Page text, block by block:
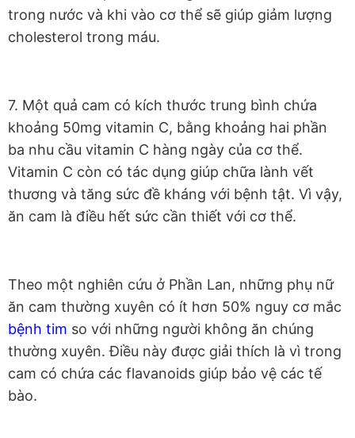
trong nước và khi vào cơ thể sẽ giúp giảm lượng
cholesterol trong máu.
7. Một quả cam có kích thước trung bình chứa
khoảng 50mg vitamin C, bằng khoảng hai phần
ba nhu cầu vitamin C hàng ngày của cơ thể.
Vitamin C còn có tác dụng giúp chữa lành vết
thương và tăng sức đề kháng với bệnh tật. Vì vậy,
ăn cam là điều hết sức cần thiết với cơ thể.
Theo một nghiên cứu ở Phần Lan, những phụ nữ
ăn cam thường xuyên có ít hơn 50% nguy cơ mắc
bệnh tim so với những người không ăn chúng
thường xuyên. Điều này được giải thích là vì trong
cam có chứa các flavanoids giúp bảo vệ các tế
bào.